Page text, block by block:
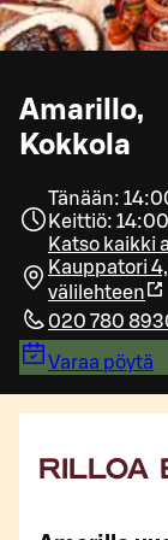
Amarillo,
Kokkola
Tänään:
Keittiö:
Katso kaikki
Kauppatori
välilehteen
020 780
Varaa pöytä
RILLOA